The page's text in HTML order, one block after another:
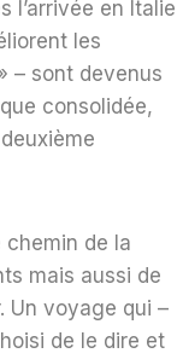
l’arrivée en Italie
les
– sont devenus
consolidée,
chemin de la
mais aussi de
Un voyage qui –
de le dire et